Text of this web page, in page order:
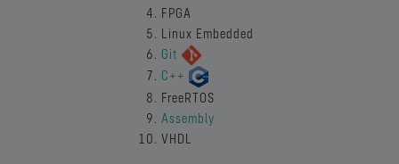
FPGA
Linux Embedded
Git
C++
FreeRTOS
Assembly
VHDL